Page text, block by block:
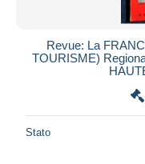
Revue: La
TOURISME)
Stato